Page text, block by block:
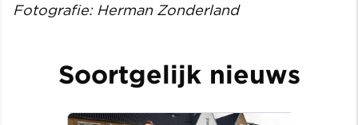
Fotografie: Herman Zonderland
Soortgelijk nieuws